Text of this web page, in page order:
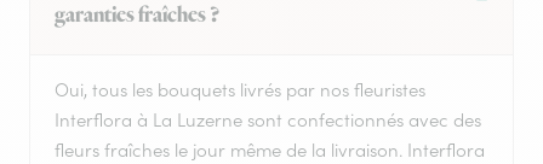
garanties fraîches ?
Oui, tous les bouquets livrés par nos fleuristes
Interflora à La Luzerne sont confectionnés avec des
fleurs fraîches le jour même de la livraison. Interflora